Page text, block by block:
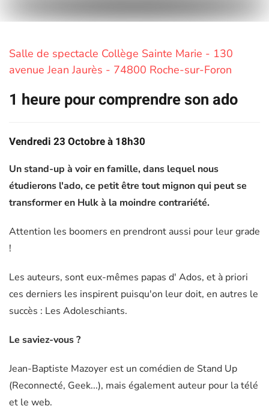
Salle de spectacle Collège Sainte Marie - 130
avenue Jean Jaurès - 74800 Roche-sur-Foron
1 heure pour comprendre son ado
Vendredi 23 Octobre à 18h30
Un stand-up à voir en famille, dans lequel nous
étudierons l'ado, ce petit être tout mignon qui peut se
transformer en Hulk à la moindre contrariété.
Attention les boomers en prendront aussi pour leur grade
!
Les auteurs, sont eux-mêmes papas d' Ados, et à priori
ces derniers les inspirent puisqu'on leur doit, en autres le
succès : Les Adoleschiants.
Le saviez-vous ?
Jean-Baptiste Mazoyer est un comédien de Stand Up
(Reconnecté, Geek...), mais également auteur pour la télé
et le web.